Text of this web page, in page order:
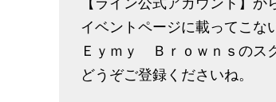
【ライン公式アカウント】か
イベントページに載ってこな
Ｅｙｍｙ Ｂｒｏｗｎｓのス
どうぞご登録くださいね。